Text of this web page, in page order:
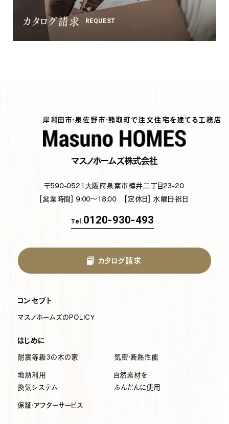
カタログ請求 REQUEST
岸和田市・泉佐野市・熊取町で注文住宅を建てる工務店
マスノホームズ株式会社
〒590-0521 大阪府泉南市樽井二丁目23-20
[営業時間] 9:00～18:00 [定休日] 水曜日・祝日
Tel.0120-930-493
カタログ請求
コンセプト
マスノホームズのPOLICY
はじめに
耐震等級3の木の家 気密・断熱性能
地熱利用
換気システム
自然素材を
ふんだんに使用
保証・アフターサービス